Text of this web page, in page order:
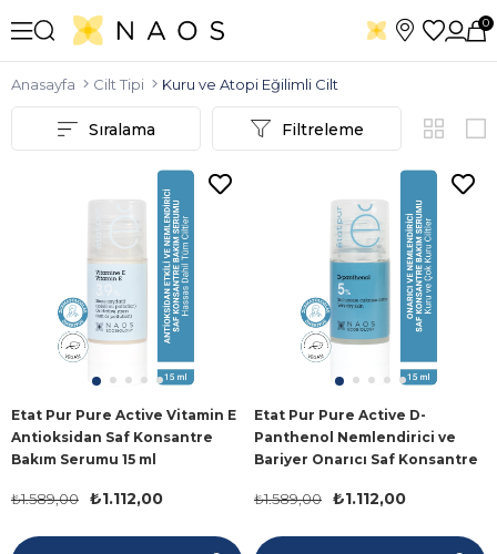
0
Anasayfa Cilt Tipi Kuru ve Atopi Eğilimli Cilt
Filtreleme
Sıralama
Etat Pur Pure Active Vitamin E
Antioksidan Saf Konsantre
Bakım Serumu 15 ml
₺1.112,00
₺1.589,00
Etat Pur Pure Active D-
Panthenol Nemlendirici ve
Bariyer Onarıcı Saf Konsantre
₺1.112,00
₺1.589,00